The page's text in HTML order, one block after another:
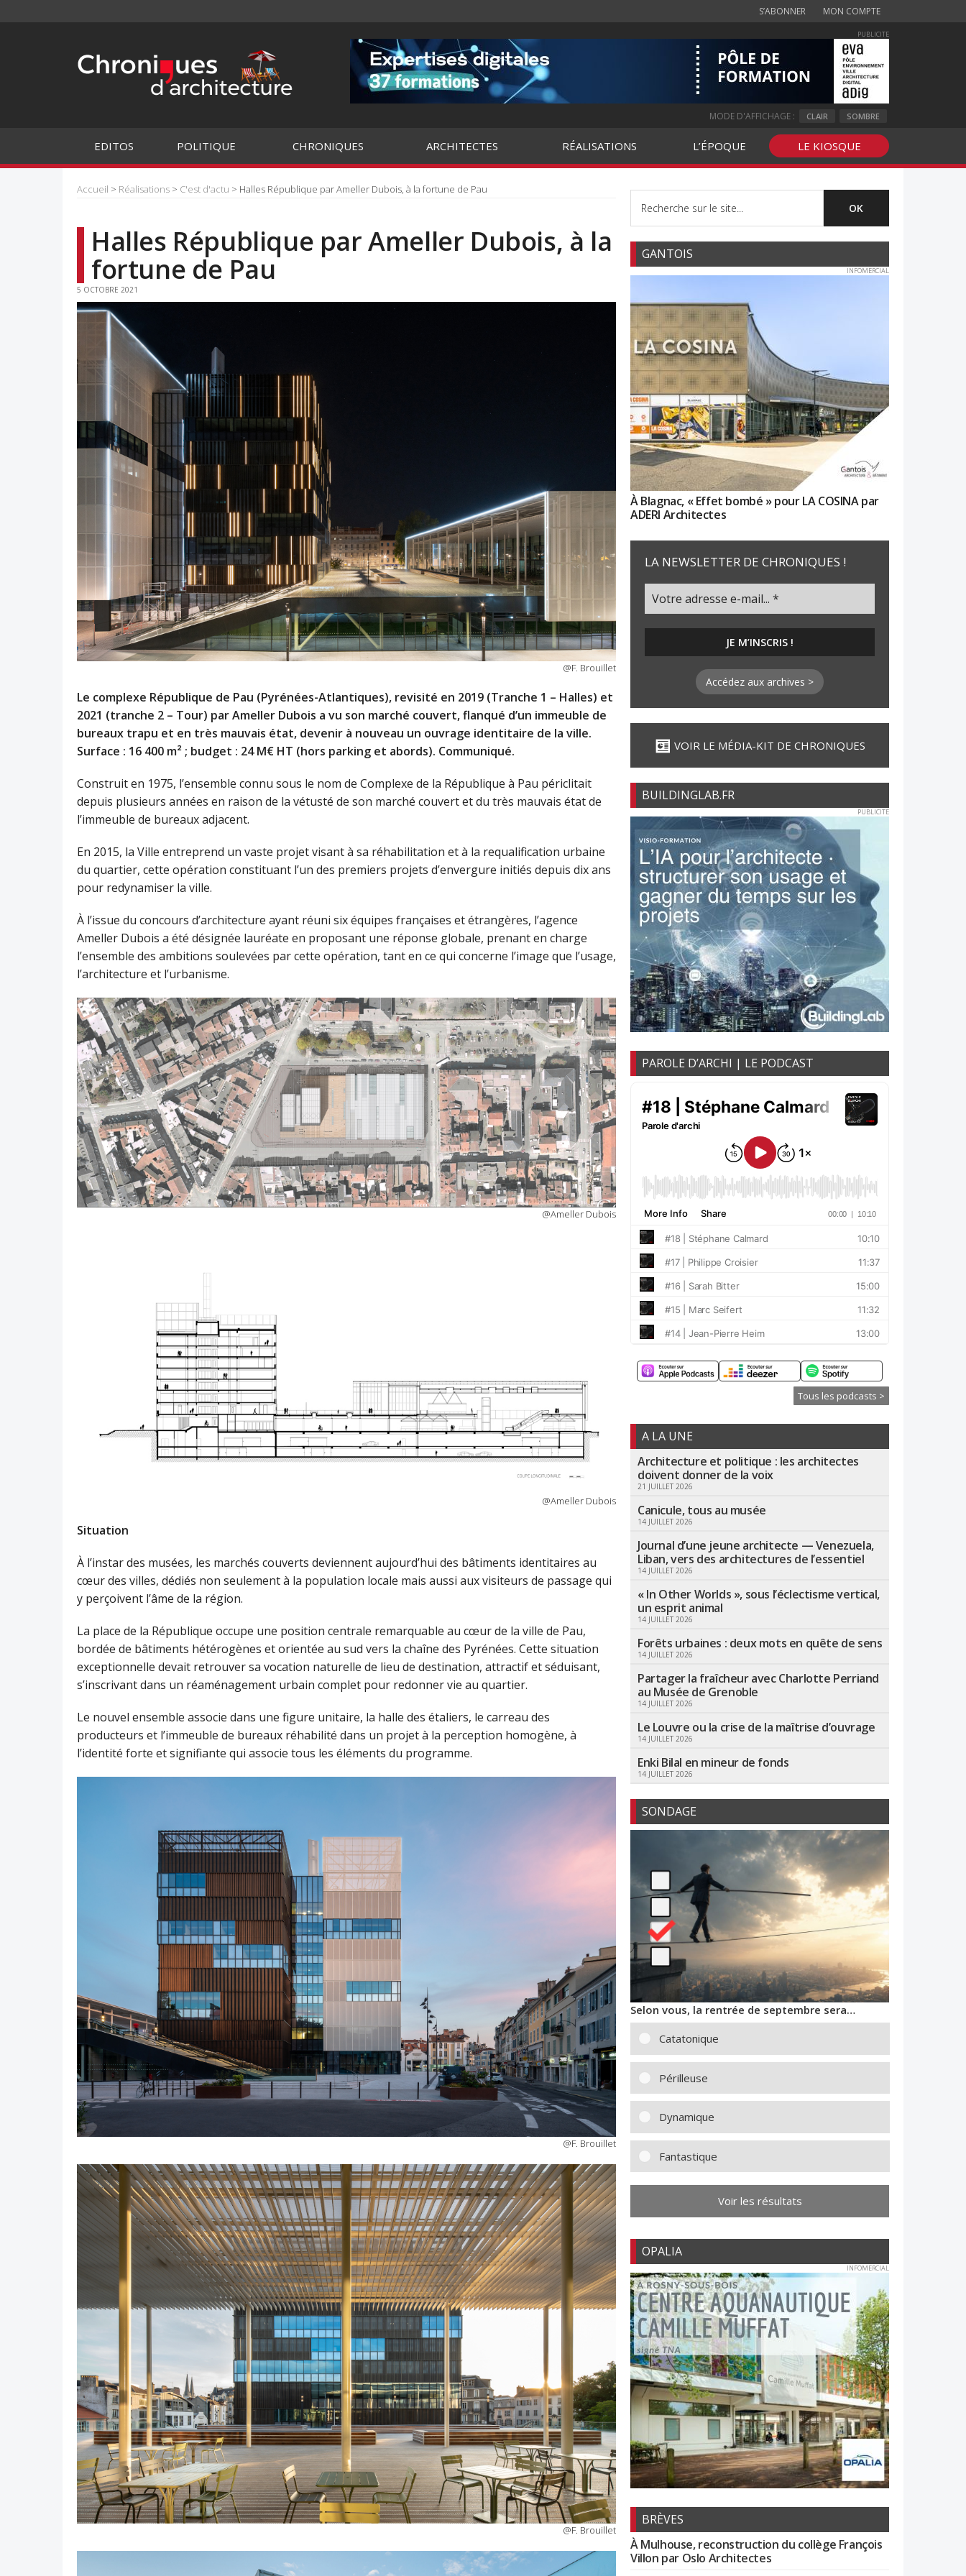
S’ABONNER MON COMPTE
PUBLICITE
MODE D'AFFICHAGE : CLAIR SOMBRE
EDITOS POLITIQUE CHRONIQUES ARCHITECTES RÉALISATIONS L’ÉPOQUE LE KIOSQUE
Accueil > Réalisations > C'est d'actu > Halles République par Ameller Dubois, à la fortune de Pau
Halles République par Ameller Dubois, à la
fortune de Pau
5 OCTOBRE 2021
@F. Brouillet
Le complexe République de Pau (Pyrénées-Atlantiques), revisité en 2019 (Tranche 1 – Halles) et
2021 (tranche 2 – Tour) par Ameller Dubois a vu son marché couvert, flanqué d’un immeuble de
bureaux trapu et en très mauvais état, devenir à nouveau un ouvrage identitaire de la ville.
Surface : 16 400 m² ; budget : 24 M€ HT (hors parking et abords). Communiqué.
Construit en 1975, l’ensemble connu sous le nom de Complexe de la République à Pau périclitait
depuis plusieurs années en raison de la vétusté de son marché couvert et du très mauvais état de
l’immeuble de bureaux adjacent.
En 2015, la Ville entreprend un vaste projet visant à sa réhabilitation et à la requalification urbaine
du quartier, cette opération constituant l’un des premiers projets d’envergure initiés depuis dix ans
pour redynamiser la ville.
À l’issue du concours d’architecture ayant réuni six équipes françaises et étrangères, l’agence
Ameller Dubois a été désignée lauréate en proposant une réponse globale, prenant en charge
l’ensemble des ambitions soulevées par cette opération, tant en ce qui concerne l’image que l’usage,
l’architecture et l’urbanisme.
@Ameller Dubois
@Ameller Dubois
Situation
À l’instar des musées, les marchés couverts deviennent aujourd’hui des bâtiments identitaires au
cœur des villes, dédiés non seulement à la population locale mais aussi aux visiteurs de passage qui
y perçoivent l’âme de la région.
La place de la République occupe une position centrale remarquable au cœur de la ville de Pau,
bordée de bâtiments hétérogènes et orientée au sud vers la chaîne des Pyrénées. Cette situation
exceptionnelle devait retrouver sa vocation naturelle de lieu de destination, attractif et séduisant,
s’inscrivant dans un réaménagement urbain complet pour redonner vie au quartier.
Le nouvel ensemble associe dans une figure unitaire, la halle des étaliers, le carreau des
producteurs et l’immeuble de bureaux réhabilité dans un projet à la perception homogène, à
l’identité forte et signifiante qui associe tous les éléments du programme.
@F. Brouillet
@F. Brouillet
GANTOIS
INFOMERCIAL
À Blagnac, « Effet bombé » pour LA COSINA par
ADERI Architectes
LA NEWSLETTER DE CHRONIQUES !
Accédez aux archives >
VOIR LE MÉDIA-KIT DE CHRONIQUES
BUILDINGLAB.FR
PUBLICITE
PAROLE D’ARCHI | LE PODCAST
Tous les podcasts >
A LA UNE
Architecture et politique : les architectes
doivent donner de la voix
21 JUILLET 2026
Canicule, tous au musée
14 JUILLET 2026
Journal d’une jeune architecte — Venezuela,
Liban, vers des architectures de l’essentiel
14 JUILLET 2026
« In Other Worlds », sous l’éclectisme vertical,
un esprit animal
14 JUILLET 2026
Forêts urbaines : deux mots en quête de sens
14 JUILLET 2026
Partager la fraîcheur avec Charlotte Perriand
au Musée de Grenoble
14 JUILLET 2026
Le Louvre ou la crise de la maîtrise d’ouvrage
14 JUILLET 2026
Enki Bilal en mineur de fonds
14 JUILLET 2026
SONDAGE
Selon vous, la rentrée de septembre sera…
Catatonique
Périlleuse
Dynamique
Fantastique
Voir les résultats
OPALIA
INFOMERCIAL
BRÈVES
À Mulhouse, reconstruction du collège François
Villon par Oslo Architectes